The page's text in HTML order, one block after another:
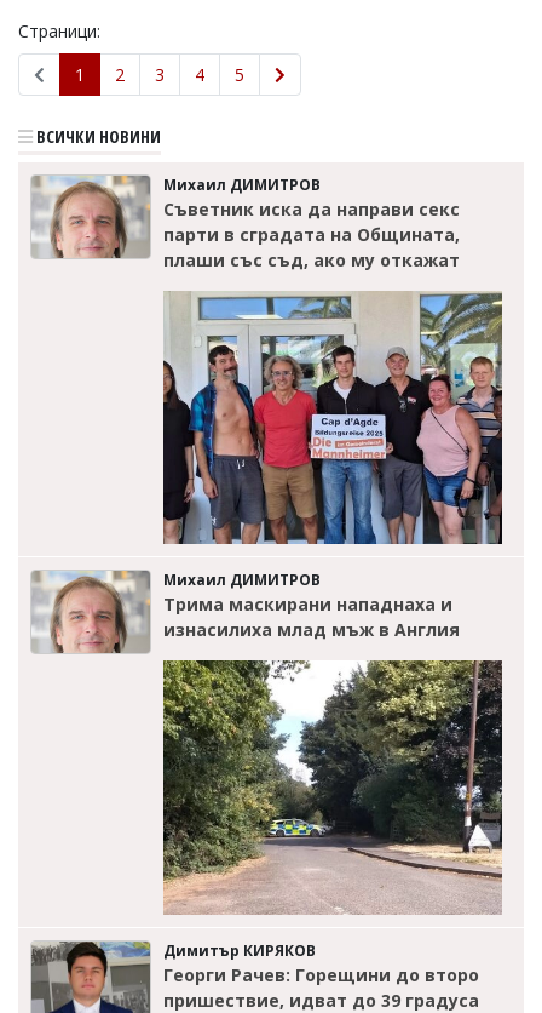
Страници:
1
2 3 4 5
ВСИЧКИ НОВИНИ
Михаил ДИМИТРОВ
Съветник иска да направи секс
парти в сградата на Общината,
плаши със съд, ако му откажат
Михаил ДИМИТРОВ
Трима маскирани нападнаха и
изнасилиха млад мъж в Англия
Димитър КИРЯКОВ
Георги Рачев: Горещини до второ
пришествие, идват до 39 градуса